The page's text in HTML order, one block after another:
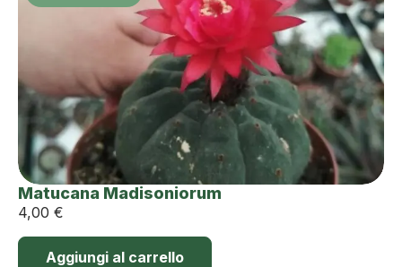
Matucana Madisoniorum
4,00 €
Aggiungi al carrello